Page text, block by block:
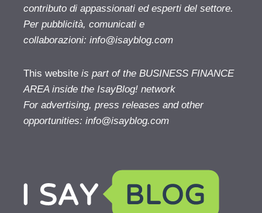
contributo di appassionati ed esperti del settore.
Per pubblicità, comunicati e
collaborazioni: info@isayblog.com
This website is part of the BUSINESS FINANCE
AREA inside the IsayBlog! network
For advertising, press releases and other
opportunities: info@isayblog.com